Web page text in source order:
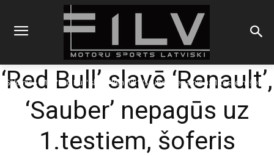
Sākums F1
'Red Bull' slavē 'Renault', 'Sauber' nepagūs uz 1.testiem, šoferis
‘Red Bull’ slavē ‘Renault’,
‘Sauber’ nepagūs uz
1.testiem, šoferis